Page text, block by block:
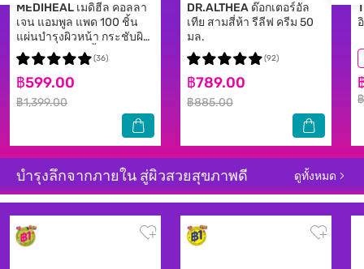
MEDIHEAL เมดิฮีล คอลลา
เจน แอมพูล แพด 100 ชิ้น
แผ่นบำรุงผิวหน้า กระชับผิว
หย่อนคล้อย ลดริ้วรอย
฿599.00
฿1,399.00
(36)
DR.ALTHEA ด๊อกเตอร์อัล
เทีย สามสี่ห้า รีลีฟ ครีม 50
มล.
฿789.00
฿885.00
(92)
บำรุงลึกจากภายใน สู่ผิวสวยสุขภาพดี ดูทั้งหมด